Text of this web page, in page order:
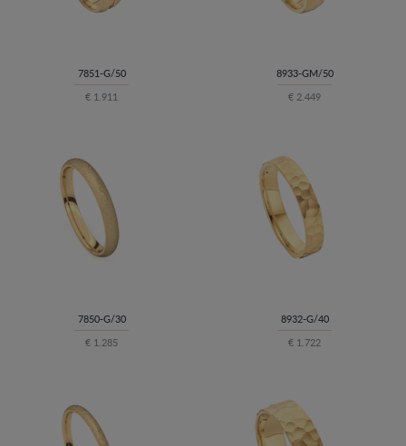
7851-G/50
€ 1.911
8933-GM/50
€ 2.449
7850-G/30
€ 1.285
8932-G/40
€ 1.722